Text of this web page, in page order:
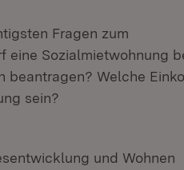
Fragen zum
eine Sozialmietwohnung
beantragen? Welche
sein?
und Wohnen